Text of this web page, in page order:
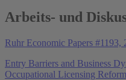
Arbeits- und
Ruhr Economic Papers #1193,
Entry Barriers and Business
Occupational Licensing